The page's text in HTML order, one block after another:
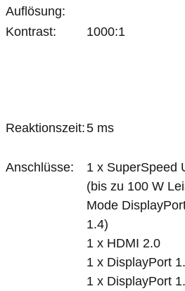
Auflösung:
Kontrast: 1000:1
Reaktionszeit:5 ms
Anschlüsse:
1 x SuperSpeed
(bis zu 100 W
Mode
1.4)
1 x HDMI 2.0
1 x DisplayPort
1 x DisplayPort